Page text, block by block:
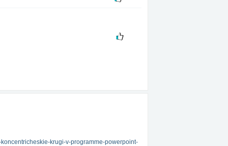
хочешь это знать?"
krugi-v-programme-powerpoint-